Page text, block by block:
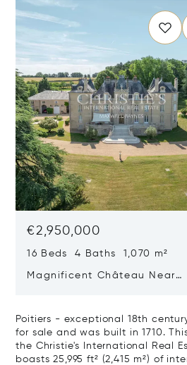
€2,950,000
16 Beds 4 Baths 1,070 m²
Magnificent Château Near
Poitiers - exceptional 18th
for sale and was built in 1710.
the Christie's International Real
boasts 25,995 ft² (2,415 m²) of